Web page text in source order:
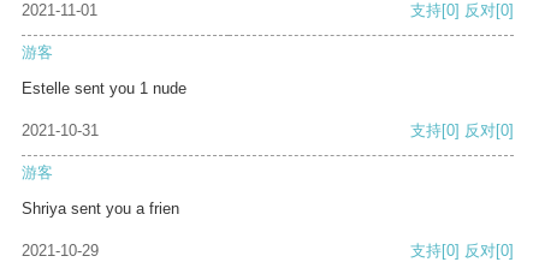
2021-11-01 支持[0] 反对[0]
游客
Estelle sent you 1 nude
2021-10-31 支持[0] 反对[0]
游客
Shriya sent you a frien
2021-10-29 支持[0] 反对[0]